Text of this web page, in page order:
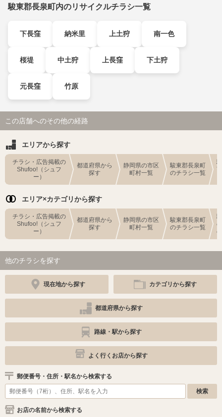
駿東郡長泉町内のリサイクルチラシ一覧
下長窪 納米里 上土狩 南一色
桜堤 中土狩 上長窪 下土狩
元長窪 竹原
この店舗へのその他の経路
エリアから探す
チラシ・広告掲載の
Shufoo!（シュフ
ー）
都道府県から
探す
静岡県の市区
町村一覧
駿東郡長泉町
のチラシ一覧
エリア×カテゴリから探す
チラシ・広告掲載の
Shufoo!（シュフ
ー）
都道府県から
探す
静岡県の市区
町村一覧
駿東郡長泉町
のチラシ一覧
他のチラシを探す
現在地から探す カテゴリから探す
都道府県から探す
路線・駅から探す
よく行くお店から探す
郵便番号・住所・駅名から検索する
お店の名前から検索する